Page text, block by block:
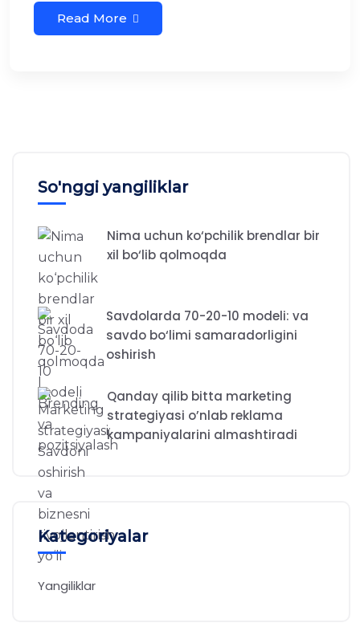
Read More
So'nggi yangiliklar
Nima uchun ko‘pchilik brendlar bir
xil bo‘lib qolmoqda
Savdolarda 70-20-10 modeli: va
savdo bo‘limi samaradorligini
oshirish
Qanday qilib bitta marketing
strategiyasi o’nlab reklama
kampaniyalarini almashtiradi
Kategoriyalar
Yangiliklar